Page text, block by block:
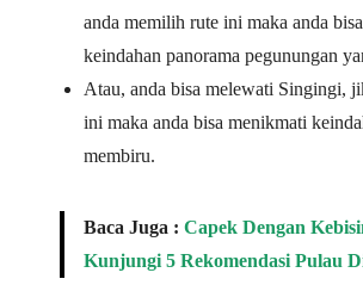
anda memilih rute ini maka anda
keindahan panorama pegunungan
Atau, anda bisa melewati Singingi,
ini maka anda bisa menikmati
membiru.
Baca Juga : Capek Dengan
Kunjungi 5 Rekomendasi Pulau